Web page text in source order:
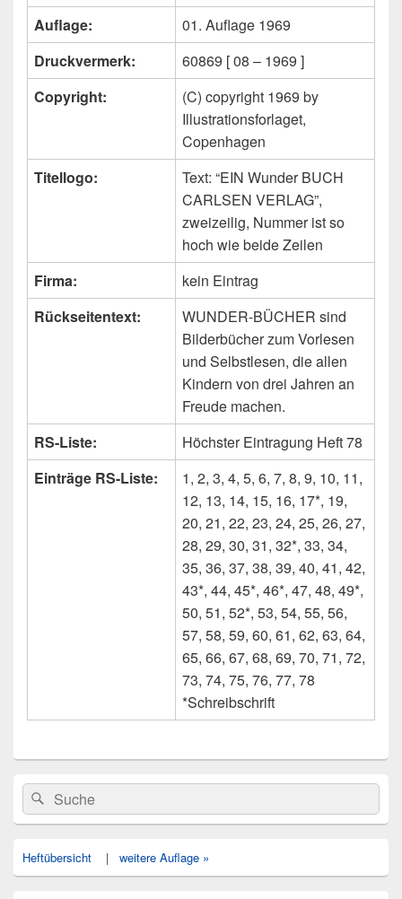
Auflage:
01. Auflage 1969
Druckvermerk:
60869 [ 08 – 1969 ]
Copyright:
(C) copyright 1969 by
Illustrationsforlaget,
Copenhagen
Titellogo:
Text: “EIN Wunder BUCH
CARLSEN VERLAG”,
zweizeilig, Nummer ist so
hoch wie beide Zeilen
Firma:
kein Eintrag
Rückseitentext:
WUNDER-BÜCHER sind
Bilderbücher zum Vorlesen
und Selbstlesen, die allen
Kindern von drei Jahren an
Freude machen.
RS-Liste:
Höchster Eintragung Heft 78
Einträge RS-Liste:
1, 2, 3, 4, 5, 6, 7, 8, 9, 10, 11,
12, 13, 14, 15, 16, 17*, 19,
20, 21, 22, 23, 24, 25, 26, 27,
28, 29, 30, 31, 32*, 33, 34,
35, 36, 37, 38, 39, 40, 41, 42,
43*, 44, 45*, 46*, 47, 48, 49*,
50, 51, 52*, 53, 54, 55, 56,
57, 58, 59, 60, 61, 62, 63, 64,
65, 66, 67, 68, 69, 70, 71, 72,
73, 74, 75, 76, 77, 78
*Schreibschrift
Primärer
Seitenleisten
Widget-
Bereich
Search
for:
Suche
Heftübersicht | weitere Auflage »